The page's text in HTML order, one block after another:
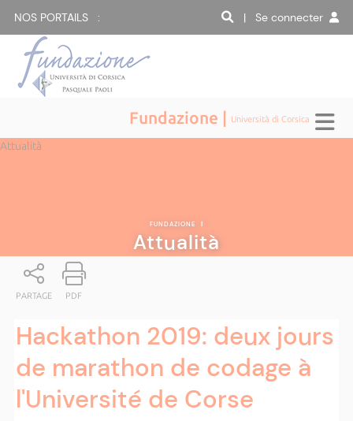
NOS PORTAILS : | Se connecter
Fundazione | Università di Corsica
Attualità
FUNDAZIONE |
Attualità
PARTAGE PDF
Hackathon 2019: deux jours
de marathon de codage à
l'Université de Corse